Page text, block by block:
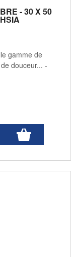
- 30 X 50
gamme de
douceur... -